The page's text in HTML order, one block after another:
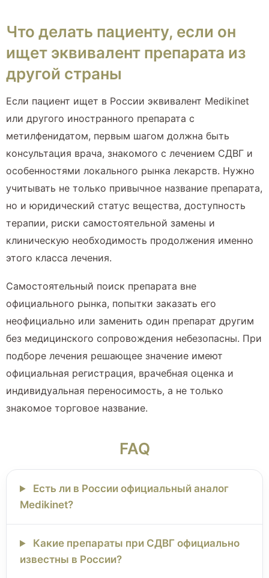
Что делать пациенту, если он
ищет эквивалент препарата из
другой страны
Если пациент ищет в России эквивалент Medikinet
или другого иностранного препарата с
метилфенидатом, первым шагом должна быть
консультация врача, знакомого с лечением СДВГ и
особенностями локального рынка лекарств. Нужно
учитывать не только привычное название препарата,
но и юридический статус вещества, доступность
терапии, риски самостоятельной замены и
клиническую необходимость продолжения именно
этого класса лечения.
Самостоятельный поиск препарата вне
официального рынка, попытки заказать его
неофициально или заменить один препарат другим
без медицинского сопровождения небезопасны. При
подборе лечения решающее значение имеют
официальная регистрация, врачебная оценка и
индивидуальная переносимость, а не только
знакомое торговое название.
FAQ
Есть ли в России официальный аналог
Medikinet?
Какие препараты при СДВГ официально
известны в России?